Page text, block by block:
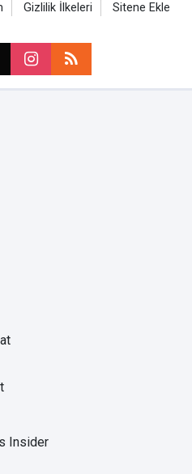
Gizlilik İlkeleri Sitene Ekle
Insider